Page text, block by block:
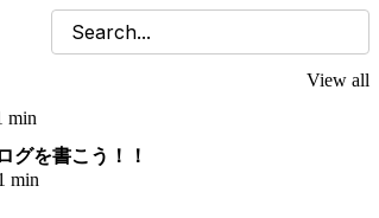
View all
min
グを書こう！！
min